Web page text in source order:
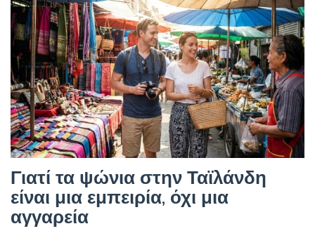
Γιατί τα ψώνια στην Ταϊλάνδη
είναι μια εμπειρία, όχι μια
αγγαρεία